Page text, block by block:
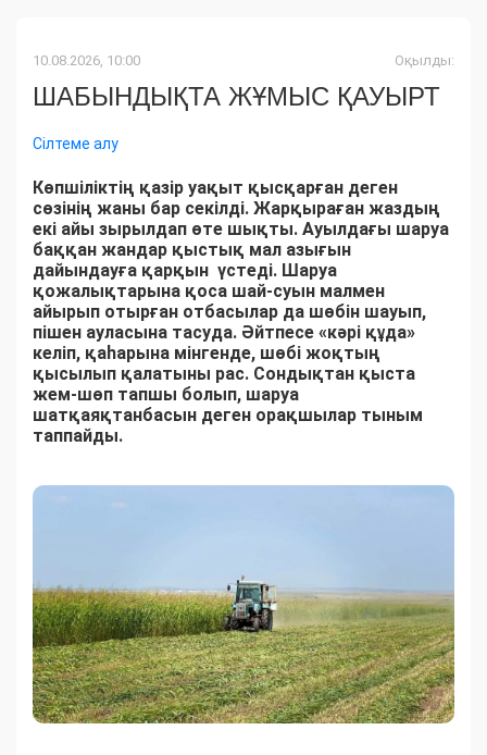
10.08.2026, 10:00 Оқылды:
ШАБЫНДЫҚТА ЖҰМЫС ҚАУЫРТ
Сілтеме алу
Көпшіліктің қазір уақыт қысқарған деген
сөзінің жаны бар секілді. Жарқыраған жаздың
екі айы зырылдап өте шықты. Ауылдағы шаруа
баққан жандар қыстық мал азығын
дайындауға қарқын үстеді. Шаруа
қожалықтарына қоса шай-суын малмен
айырып отырған отбасылар да шөбін шауып,
пішен ауласына тасуда. Әйтпесе «кәрі құда»
келіп, қаһарына мінгенде, шөбі жоқтың
қысылып қалатыны рас. Сондықтан қыста
жем-шөп тапшы болып, шаруа
шатқаяқтанбасын деген орақшылар тыным
таппайды.